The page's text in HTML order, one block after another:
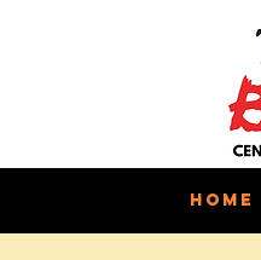
Home